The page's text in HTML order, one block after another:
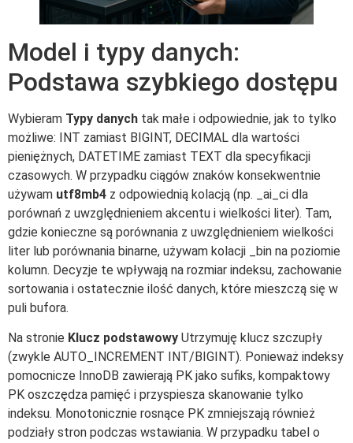
Model i typy danych:
Podstawa szybkiego dostępu
Wybieram Typy danych tak małe i odpowiednie, jak to tylko
możliwe: INT zamiast BIGINT, DECIMAL dla wartości
pieniężnych, DATETIME zamiast TEXT dla specyfikacji
czasowych. W przypadku ciągów znaków konsekwentnie
używam utf8mb4 z odpowiednią kolacją (np. _ai_ci dla
porównań z uwzględnieniem akcentu i wielkości liter). Tam,
gdzie konieczne są porównania z uwzględnieniem wielkości
liter lub porównania binarne, używam kolacji _bin na poziomie
kolumn. Decyzje te wpływają na rozmiar indeksu, zachowanie
sortowania i ostatecznie ilość danych, które mieszczą się w
puli bufora.
Na stronie Klucz podstawowy Utrzymuję klucz szczupły
(zwykle AUTO_INCREMENT INT/BIGINT). Ponieważ indeksy
pomocnicze InnoDB zawierają PK jako sufiks, kompaktowy
PK oszczędza pamięć i przyspiesza skanowanie tylko
indeksu. Monotonicznie rosnące PK zmniejszają również
podziały stron podczas wstawiania. W przypadku tabel o